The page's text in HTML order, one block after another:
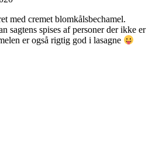
med cremet blomkålsbechamel.
sagtens spises af personer der ikke er
er også rigtig god i lasagne